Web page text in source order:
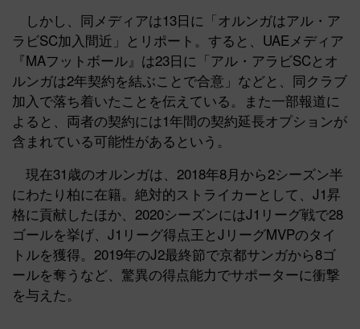
しかし、同メディアは13日に「オルンガはアル・ア
ラビSC加入間近」とリポート。すると、UAEメディア
『MAフットボール』は23日に「アル・アラビSCとオ
ルンガは2年契約を結ぶことで合意」などと、同クラブ
加入で落ち着いたことを伝えている。また一部報道に
よると、両者の契約には1年間の契約延長オプションが
含まれている可能性があるという。
現在31歳のオルンガは、2018年8月から2シーズン半
にわたり柏に在籍。絶対的ストライカーとして、J1昇
格に貢献したほか、2020シーズンにはJ1リーグ戦で28
ゴールを挙げ、J1リーグ得点王とJリーグMVPのタイ
トルを獲得。2019年のJ2最終節で京都サンガから8ゴ
ールを奪うなど、驚異の得点能力でサポーターに衝撃
を与えた。